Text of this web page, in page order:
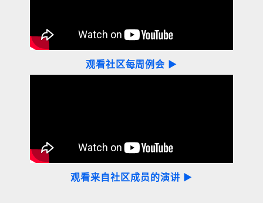
观看社区每周例会 ▶
观看来自社区成员的演讲 ▶